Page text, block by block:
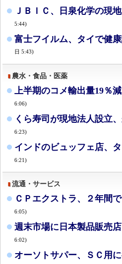
ＪＢＩＣ、日泉化学の現
5:44)
富士フイルム、タイで健
日 5:43)
農水・食品・医薬
上半期のコメ輸出量19％
6:06)
くら寿司が現地法人設立
6:23)
インドのビュッフェ店、
6:21)
流通・サービス
ＣＰエクストラ、２年間
6:05)
週末市場に日本製品販売
6:02)
オーソトサパー、ＳＣ用